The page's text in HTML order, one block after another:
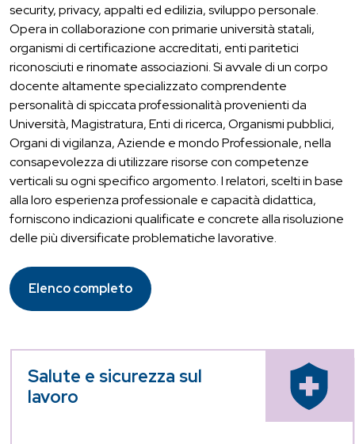
security, privacy, appalti ed edilizia, sviluppo personale.
Opera in collaborazione con primarie università statali,
organismi di certificazione accreditati, enti paritetici
riconosciuti e rinomate associazioni. Si avvale di un corpo
docente altamente specializzato comprendente
personalità di spiccata professionalità provenienti da
Università, Magistratura, Enti di ricerca, Organismi pubblici,
Organi di vigilanza, Aziende e mondo Professionale, nella
consapevolezza di utilizzare risorse con competenze
verticali su ogni specifico argomento. I relatori, scelti in base
alla loro esperienza professionale e capacità didattica,
forniscono indicazioni qualificate e concrete alla risoluzione
delle più diversificate problematiche lavorative.
Elenco completo
Salute e sicurezza sul
lavoro